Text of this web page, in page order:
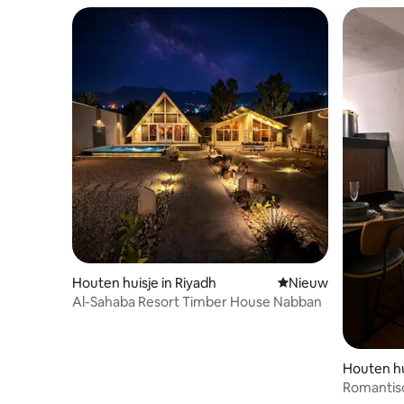
Houten huisje in Riyadh Nieuwe
Nieuw
Al-Sahaba Resort Timber House Nabban
Houten